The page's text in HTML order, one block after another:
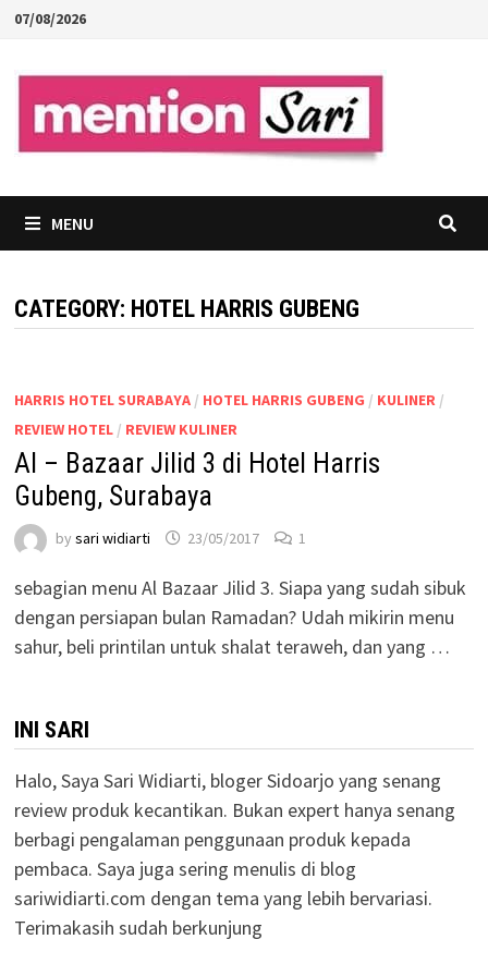
Skip
content
07/08/2026
MENU
CATEGORY: HOTEL HARRIS GUBENG
HARRIS HOTEL SURABAYA/ HOTEL HARRIS GUBENG / KULINER/
REVIEW HOTEL/ REVIEW KULINER
Al – Bazaar Jilid 3 di Hotel Harris
Gubeng, Surabaya
by sari widiarti 23/05/2017 1
sebagian menu Al Bazaar Jilid 3. Siapa yang sudah sibuk
dengan persiapan bulan Ramadan? Udah mikirin menu
sahur, beli printilan untuk shalat teraweh, dan yang …
INI SARI
Halo, Saya Sari Widiarti, bloger Sidoarjo yang senang
review produk kecantikan. Bukan expert hanya senang
berbagi pengalaman penggunaan produk kepada
pembaca. Saya juga sering menulis di blog
sariwidiarti.com dengan tema yang lebih bervariasi.
Terimakasih sudah berkunjung